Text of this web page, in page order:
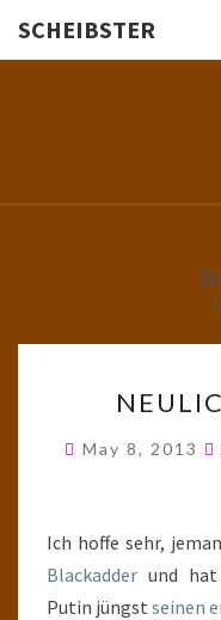
SCHEIBSTER
May 8, 2013
Ich hoffe sehr,
Blackadder und
Putin jüngst seinen